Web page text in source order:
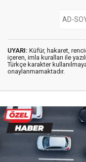
UYARI: Küfür, hakaret,
içeren, imla kuralları ile
Türkçe karakter
onaylanmamaktadır.